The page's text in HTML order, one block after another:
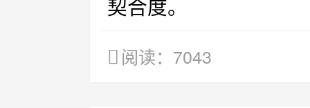
契合度。
阅读：7043